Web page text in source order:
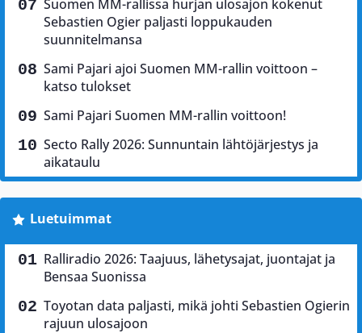
Suomen MM-rallissa hurjan ulosajon kokenut
Sebastien Ogier paljasti loppukauden
suunnitelmansa
Sami Pajari ajoi Suomen MM-rallin voittoon –
katso tulokset
Sami Pajari Suomen MM-rallin voittoon!
Secto Rally 2026: Sunnuntain lähtöjärjestys ja
aikataulu
Luetuimmat
Ralliradio 2026: Taajuus, lähetysajat, juontajat ja
Bensaa Suonissa
Toyotan data paljasti, mikä johti Sebastien Ogierin
rajuun ulosajoon